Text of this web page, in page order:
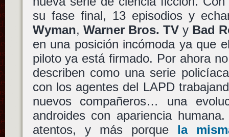
su fase final, 13 episodios y
Wyman, Warner Bros. TVy Bad
en una posición incómoda ya que
piloto ya está firmado. Por ahora
describen como una serie
con los agentes del LAPD
nuevos compañeros… una
androides con apariencia
atentos, y más porque la